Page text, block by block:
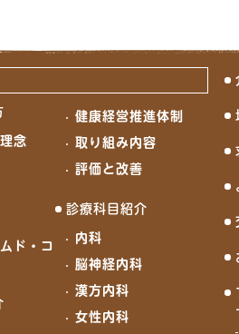
念
ド・コ
健康経営推進体制
取り組み内容
評価と改善
診療科目紹介
内科
脳神経内科
漢方内科
女性内科